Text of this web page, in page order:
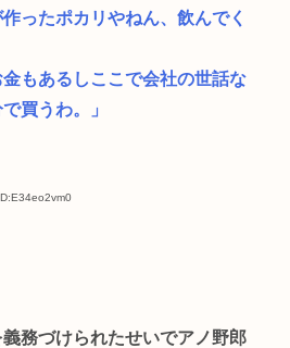
ったポカリやねん、飲んでく
もあるしここで会社の世話な
買うわ。」
務づけられたせいでアノ野郎